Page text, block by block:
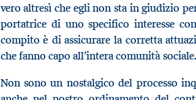
vero altresì che egli non sta in giudizio
portatrice di uno specifico interesse
compito è di assicurare la corretta
che fanno capo all’intera comunità sociale.
Non sono un nostalgico del processo